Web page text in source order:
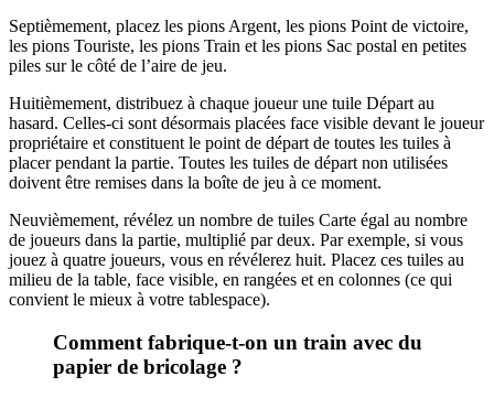
Septièmement, placez les pions Argent, les pions Point de victoire,
les pions Touriste, les pions Train et les pions Sac postal en petites
piles sur le côté de l’aire de jeu.
Huitièmement, distribuez à chaque joueur une tuile Départ au
hasard. Celles-ci sont désormais placées face visible devant le joueur
propriétaire et constituent le point de départ de toutes les tuiles à
placer pendant la partie. Toutes les tuiles de départ non utilisées
doivent être remises dans la boîte de jeu à ce moment.
Neuvièmement, révélez un nombre de tuiles Carte égal au nombre
de joueurs dans la partie, multiplié par deux. Par exemple, si vous
jouez à quatre joueurs, vous en révélerez huit. Placez ces tuiles au
milieu de la table, face visible, en rangées et en colonnes (ce qui
convient le mieux à votre tablespace).
Comment fabrique-t-on un train avec du
papier de bricolage ?